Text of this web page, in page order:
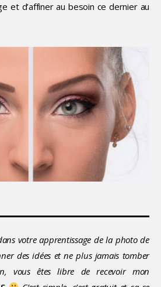
et d’affiner au besoin ce dernier au
votre apprentissage de la photo de
des idées et ne plus jamais tomber
vous êtes libre de recevoir mon